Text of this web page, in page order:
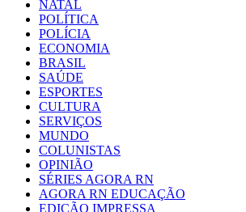
NATAL
POLÍTICA
POLÍCIA
ECONOMIA
BRASIL
SAÚDE
ESPORTES
CULTURA
SERVIÇOS
MUNDO
COLUNISTAS
OPINIÃO
SÉRIES AGORA RN
AGORA RN EDUCAÇÃO
EDIÇÃO IMPRESSA